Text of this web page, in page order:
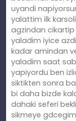
uyandi
yalattim ilk
agzindan
yaladim iyice
kadar amindan
yaladim saat
yapiyordu ben
siktikten sonra
bi daha bizde
dahaki seferi
sikmeye gdcegim